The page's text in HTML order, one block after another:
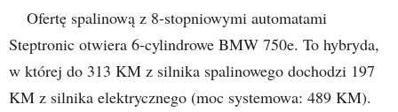
Ofertę spalinową z 8-stopniowymi automatami
Steptronic otwiera 6-cylindrowe BMW 750e. To hybryda,
w której do 313 KM z silnika spalinowego dochodzi 197
KM z silnika elektrycznego (moc systemowa: 489 KM).